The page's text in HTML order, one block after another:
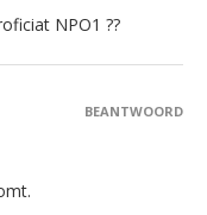
NPO1 ??
BEANTWOORD